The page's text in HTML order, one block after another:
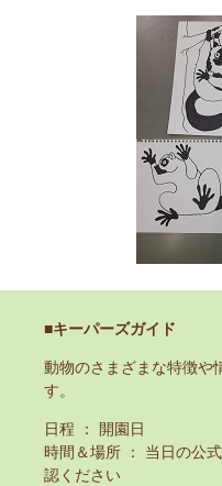
■キーパーズガイド
動物のさまざまな特徴や
す。
日程 ： 開園日
時間＆場所 ： 当日の公
認ください